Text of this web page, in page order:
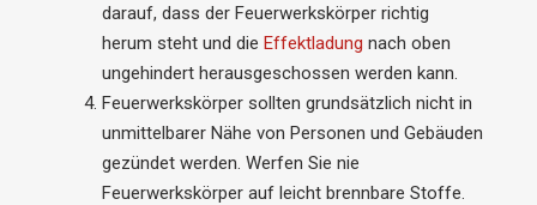
darauf, dass der Feuerwerkskörper richtig
herum steht und die Effektladung nach oben
ungehindert herausgeschossen werden kann.
Feuerwerkskörper sollten grundsätzlich nicht in
unmittelbarer Nähe von Personen und Gebäuden
gezündet werden. Werfen Sie nie
Feuerwerkskörper auf leicht brennbare Stoffe.